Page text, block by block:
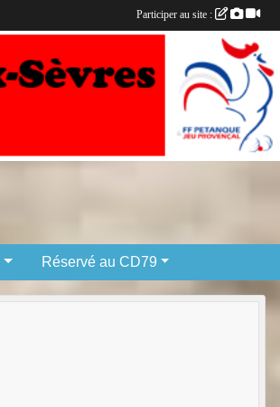
Réservé au CD79
Participer au site :